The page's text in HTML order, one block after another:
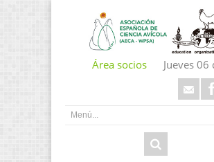
Área socios Jueves 06